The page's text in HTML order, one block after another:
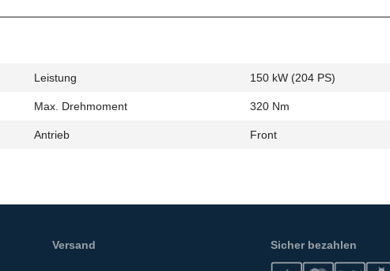
Leistung 150 kW (204 PS)
Max. Drehmoment 320 Nm
Antrieb Front
Versand Sicher bezahlen